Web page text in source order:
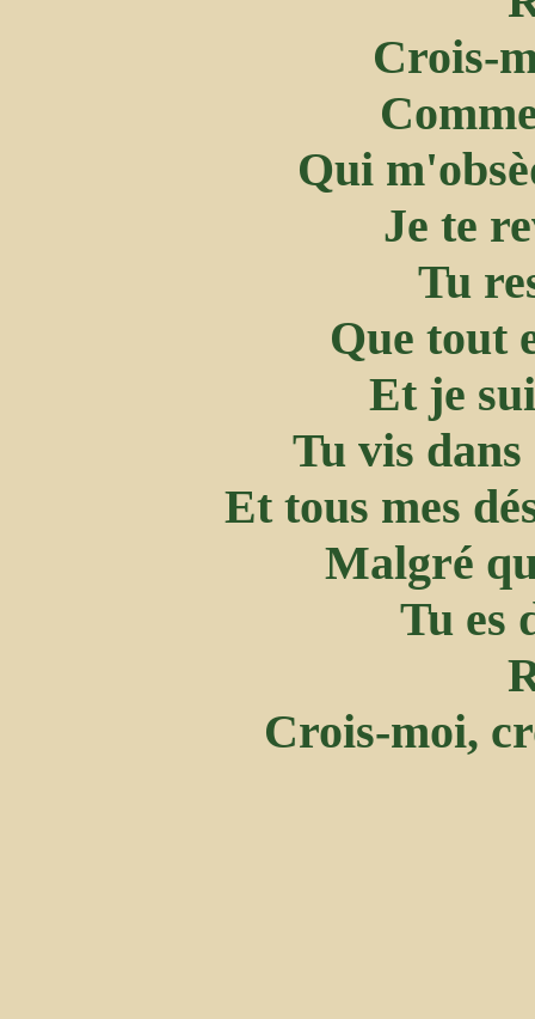
Crois-
Qui
Je te
Tu
Que tout
Et je
Tu vis
Et tous mes
Malgré
Tu es
Crois-moi,